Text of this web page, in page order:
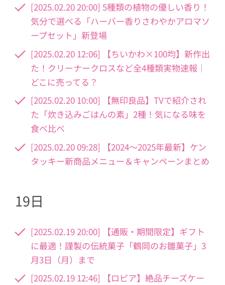
[2025.02.20 20:00] 5種類の植物の優しい香り！
気分で選べる「ハーバー香りさわやかアロマソ
ープセット」新登場
[2025.02.20 12:06] 【ちいかわ×100均】新作出
た！クリーナークロスなど全4種類実物速報│
どこに売ってる？
[2025.02.20 10:00] 【無印良品】TVで紹介され
た「炊き込みごはんの素」2種！気になる味を
食べ比べ
[2025.02.20 09:28] 【2024～2025年最新】ケン
タッキー新商品メニュー＆キャンペーンまとめ
19日
[2025.02.19 20:00] 【通販・期間限定】ギフト
に最適！謹製の伝統菓子「鶴岡のお雛菓子」3
月3日（月）まで
[2025.02.19 12:46] 【ロピア】絶品チーズケー